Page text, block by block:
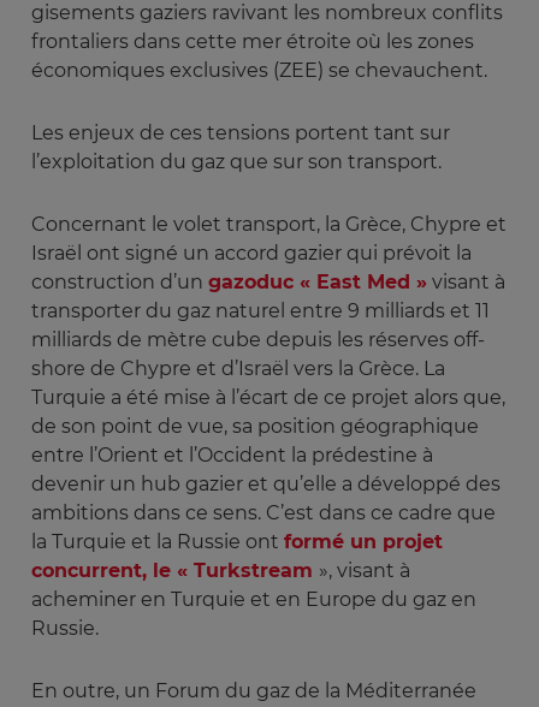
gisements gaziers ravivant les nombreux conflits
frontaliers dans cette mer étroite où les zones
économiques exclusives (ZEE) se chevauchent.
Les enjeux de ces tensions portent tant sur
l’exploitation du gaz que sur son transport.
Concernant le volet transport, la Grèce, Chypre et
Israël ont signé un accord gazier qui prévoit la
construction d’un gazoduc « East Med » visant à
transporter du gaz naturel entre 9 milliards et 11
milliards de mètre cube depuis les réserves off-
shore de Chypre et d’Israël vers la Grèce. La
Turquie a été mise à l’écart de ce projet alors que,
de son point de vue, sa position géographique
entre l’Orient et l’Occident la prédestine à
devenir un hub gazier et qu’elle a développé des
ambitions dans ce sens. C’est dans ce cadre que
la Turquie et la Russie ont formé un projet
concurrent, le « Turkstream », visant à
acheminer en Turquie et en Europe du gaz en
Russie.
En outre, un Forum du gaz de la Méditerranée